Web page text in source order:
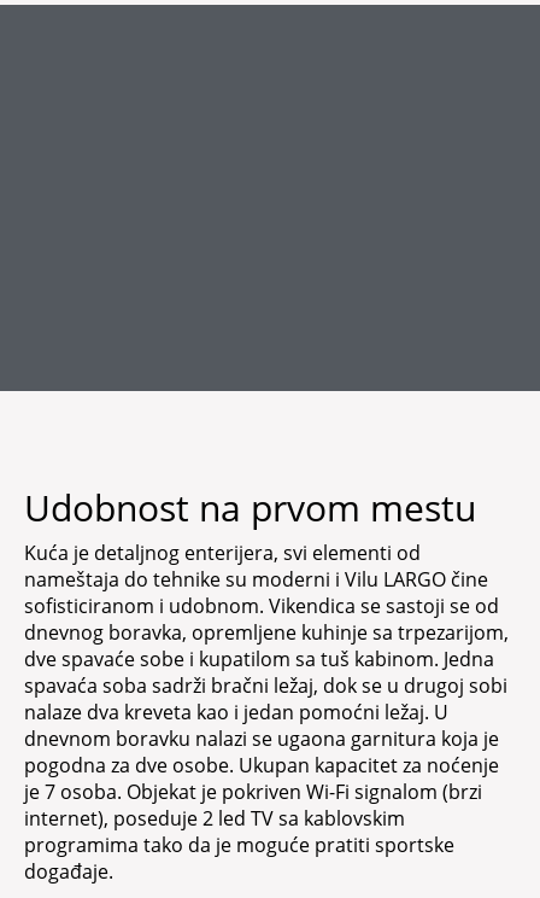
Udobnost na prvom mestu
Kuća je detaljnog enterijera, svi elementi od
nameštaja do tehnike su moderni i Vilu LARGO čine
sofisticiranom i udobnom. Vikendica se sastoji se od
dnevnog boravka, opremljene kuhinje sa trpezarijom,
dve spavaće sobe i kupatilom sa tuš kabinom. Jedna
spavaća soba sadrži bračni ležaj, dok se u drugoj sobi
nalaze dva kreveta kao i jedan pomoćni ležaj. U
dnevnom boravku nalazi se ugaona garnitura koja je
pogodna za dve osobe. Ukupan kapacitet za noćenje
je 7 osoba. Objekat je pokriven Wi-Fi signalom (brzi
internet), poseduje 2 led TV sa kablovskim
programima tako da je moguće pratiti sportske
događaje.